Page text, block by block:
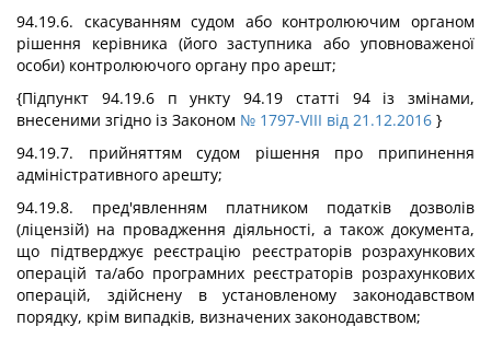
94.19.6. скасуванням судом або контролюючим органом
рішення керівника (його заступника або уповноваженої
особи) контролюючого органу про арешт;
{Підпункт 94.19.6 п ункту 94.19 статті 94 із змінами,
внесеними згідно із Законом № 1797-VIII від 21.12.2016 }
94.19.7. прийняттям судом рішення про припинення
адміністративного арешту;
94.19.8. пред'явленням платником податків дозволів
(ліцензій) на провадження діяльності, а також документа,
що підтверджує реєстрацію реєстраторів розрахункових
операцій та/або програмних реєстраторів розрахункових
операцій, здійснену в установленому законодавством
порядку, крім випадків, визначених законодавством;